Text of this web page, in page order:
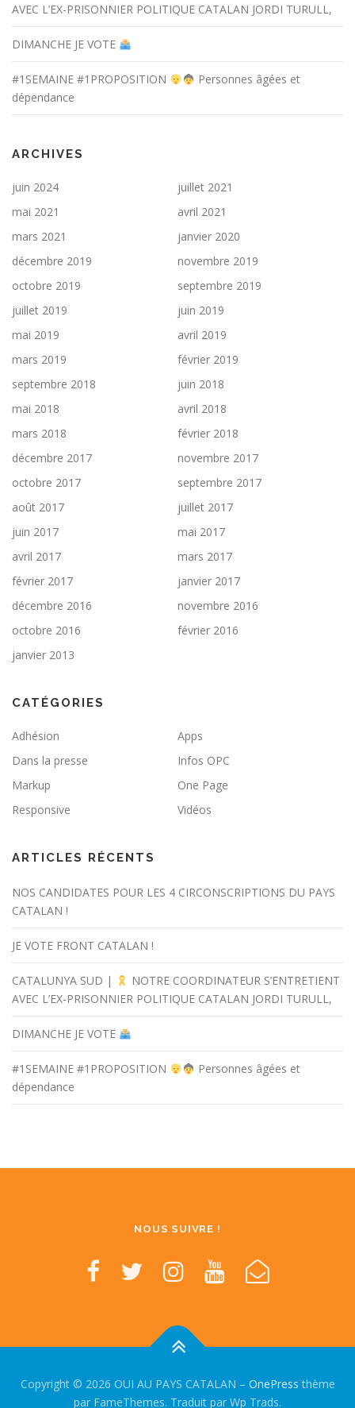
AVEC L’EX-PRISONNIER POLITIQUE CATALAN JORDI TURULL,
DIMANCHE JE VOTE
#1SEMAINE #1PROPOSITION
Personnes âgées et
dépendance
ARCHIVES
juin 2024
juillet 2021
mai 2021
avril 2021
mars 2021
janvier 2020
décembre 2019
novembre 2019
octobre 2019
septembre 2019
juillet 2019
juin 2019
mai 2019
avril 2019
mars 2019
février 2019
septembre 2018
juin 2018
mai 2018
avril 2018
mars 2018
février 2018
décembre 2017
novembre 2017
octobre 2017
septembre 2017
août 2017
juillet 2017
juin 2017
mai 2017
avril 2017
mars 2017
février 2017
janvier 2017
décembre 2016
novembre 2016
octobre 2016
février 2016
janvier 2013
CATÉGORIES
Adhésion
Apps
Dans la presse
Infos OPC
Markup
One Page
Responsive
Vidéos
ARTICLES RÉCENTS
NOS CANDIDATES POUR LES 4 CIRCONSCRIPTIONS DU PAYS
CATALAN !
JE VOTE FRONT CATALAN !
CATALUNYA SUD |
NOTRE COORDINATEUR S’ENTRETIENT
AVEC L’EX-PRISONNIER POLITIQUE CATALAN JORDI TURULL,
DIMANCHE JE VOTE
#1SEMAINE #1PROPOSITION
Personnes âgées et
dépendance
NOUS SUIVRE !
Copyright © 2026 OUI AU PAYS CATALAN – OnePress thème
par FameThemes. Traduit par Wp Trads.